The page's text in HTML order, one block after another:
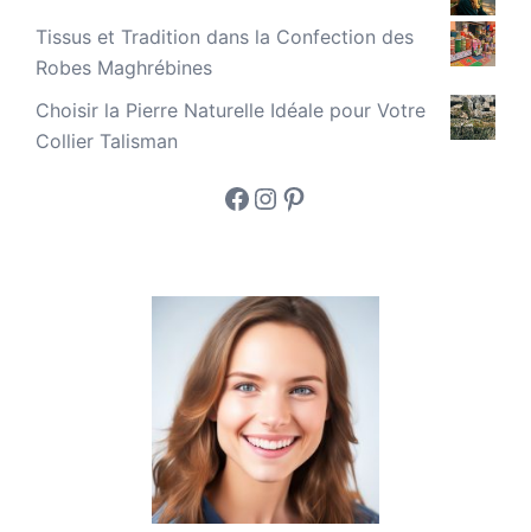
Tissus et Tradition dans la Confection des
Robes Maghrébines
Choisir la Pierre Naturelle Idéale pour Votre
Collier Talisman
Facebook Instagram Pinterest